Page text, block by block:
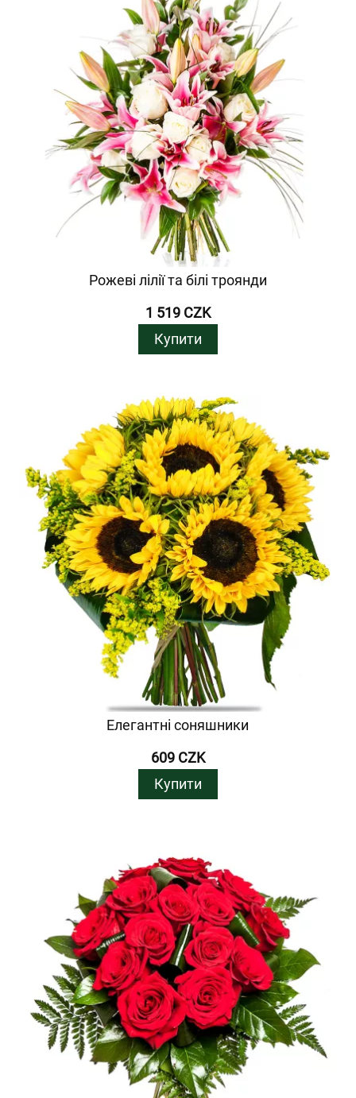
Рожеві лілії та білі троянди
1 519 CZK
Купити
Елегантні соняшники
609 CZK
Купити